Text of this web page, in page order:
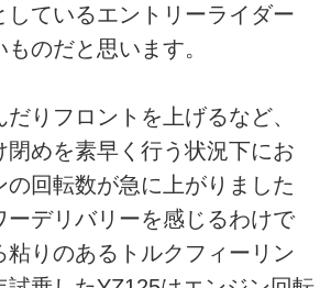
しているエントリーライダー
のだと思います。
りフロントを上げるなど、
閉めを素早く行う状況下にお
の回転数が急に上がりました
ーデリバリーを感じるわけで
粘りのあるトルクフィーリン